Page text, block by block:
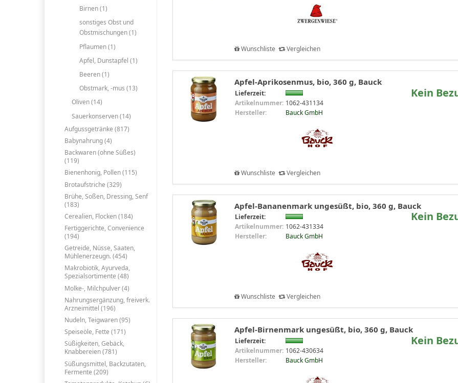
Birnen (1)
sonstiges Obst und
Obstmischungen (1)
Pflaumen (1)
Apfel, Dunstapfel (1)
Beeren (1)
Obstmark, -mus (13)
Oliven (14)
Sauerkonserven (14)
Aufgussgetränke (817)
Babynahrung (4)
Backwaren (ohne Süßes)
(119)
Bienenhonig, Pollen (115)
Brotaufstriche (329)
Brühe, Soßen, Dressing, Senf
(183)
Cerealien, Flocken (184)
Fertiggerichte, Convenience
(194)
Getreide, Nüsse, Saaten,
Mühlenerzeugn. (454)
Makrobiotik, Ayurveda,
Spezialsortimente (48)
Molke-, Milchpulver (4)
Nahrungsergänzung, freiverk.
Arzneimittel (196)
Nudeln, Teigwaren (95)
Speiseöle, Fette (171)
Süßigkeiten, Gebäck,
Knabbereien (781)
Süßungsmittel, Backzutaten,
Fermente (209)
Wunschliste Vergleichen
Apfel-Aprikosenmus, bio, 360 g, Bauck
Lieferzeit:
Artikelnummer: 1062-431134
Hersteller:
Bauck GmbH
Kein
Wunschliste Vergleichen
Apfel-Bananenmark ungesüßt, bio, 360 g, Bauck
Lieferzeit:
Artikelnummer: 1062-431334
Hersteller:
Bauck GmbH
Kein
Wunschliste Vergleichen
Apfel-Birnenmark ungesüßt, bio, 360 g, Bauck
Lieferzeit:
Artikelnummer: 1062-430634
Hersteller:
Bauck GmbH
Kein